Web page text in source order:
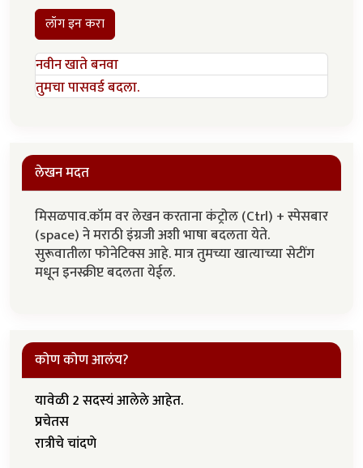
लॉग इन करा
नवीन खाते बनवा
तुमचा पासवर्ड बदला.
लेखन मदत
मिसळपाव.कॉम वर लेखन करताना कंट्रोल (Ctrl) + स्पेसबार
(space) ने मराठी इंग्रजी अशी भाषा बदलता येते.
सुरूवातीला फोनेटिक्स आहे. मात्र तुमच्या खात्याच्या सेटींग
मधून इनस्क्रीप्ट बदलता येईल.
कोण कोण आलंय?
यावेळी 2 सदस्यं आलेले आहेत.
प्रचेतस
रात्रीचे चांदणे